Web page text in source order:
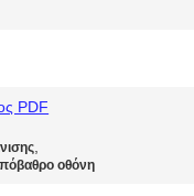
PDF
,
οθόνη